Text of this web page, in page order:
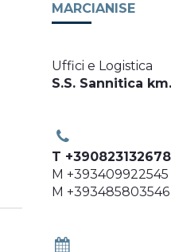
MARCIANISE
Uffici e Logistica
S.S. Sannitica
T
M +393409922545
M +393485803546